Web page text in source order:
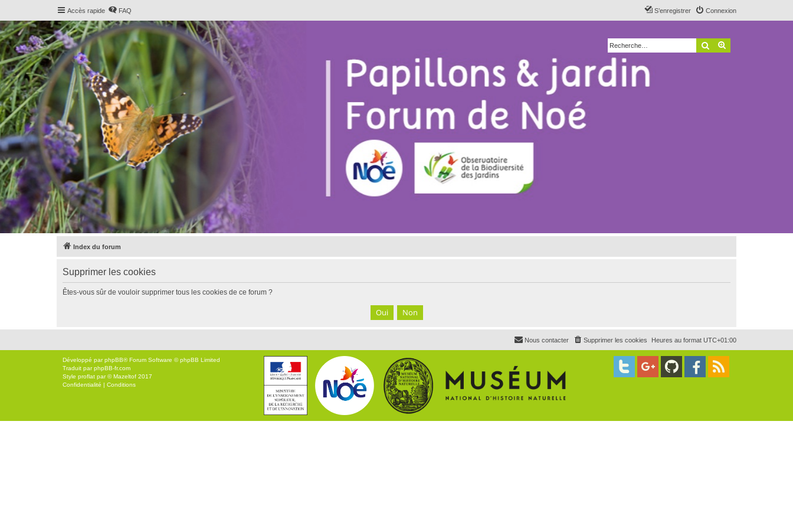
Accès rapide FAQ Connexion
S’enregistrer
Rechercher
Index du forum
Supprimer les cookies
Êtes-vous sûr de vouloir supprimer tous les cookies de ce forum ?
Heures au format UTC+01:00
Supprimer les cookies
Nous contacter
Développé parphpBB® Forum Software © phpBB Limited
Traduit parphpBB-fr.com
Style proflat par ©Mazeltof 2017
Confidentialité | Conditions